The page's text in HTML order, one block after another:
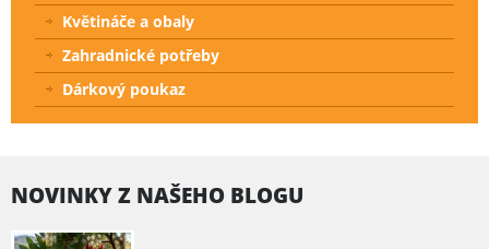
Květináče a obaly
Zahradnické potřeby
Dárkový poukaz
NOVINKY Z NAŠEHO BLOGU